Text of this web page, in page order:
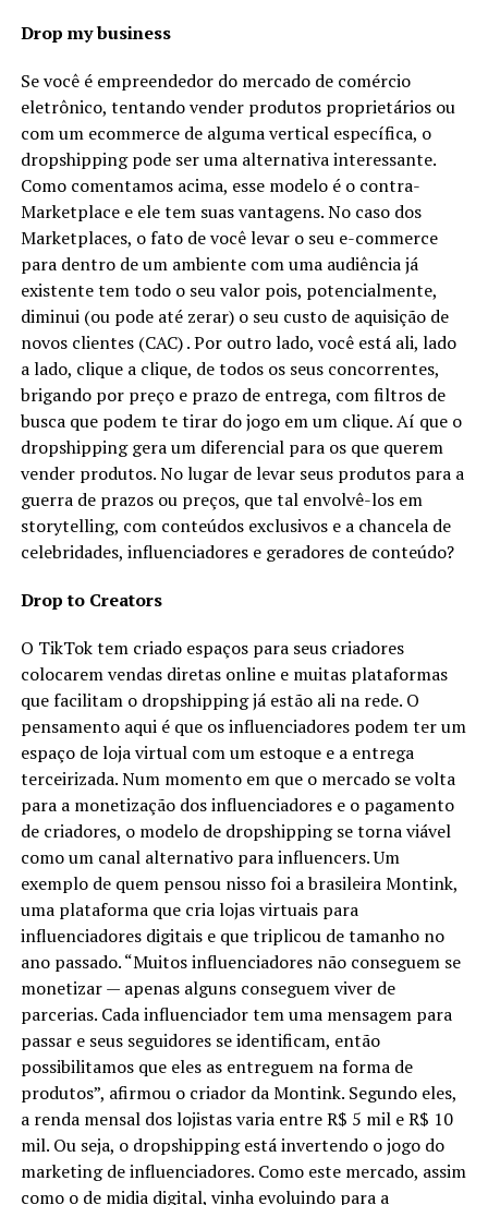
Drop my business
Se você é empreendedor do mercado de comércio
eletrônico, tentando vender produtos proprietários ou
com um ecommerce de alguma vertical específica, o
dropshipping pode ser uma alternativa interessante.
Como comentamos acima, esse modelo é o contra-
Marketplace e ele tem suas vantagens. No caso dos
Marketplaces, o fato de você levar o seu e-commerce
para dentro de um ambiente com uma audiência já
existente tem todo o seu valor pois, potencialmente,
diminui (ou pode até zerar) o seu custo de aquisição de
novos clientes (CAC) . Por outro lado, você está ali, lado
a lado, clique a clique, de todos os seus concorrentes,
brigando por preço e prazo de entrega, com filtros de
busca que podem te tirar do jogo em um clique. Aí que o
dropshipping gera um diferencial para os que querem
vender produtos. No lugar de levar seus produtos para a
guerra de prazos ou preços, que tal envolvê-los em
storytelling, com conteúdos exclusivos e a chancela de
celebridades, influenciadores e geradores de conteúdo?
Drop to Creators
O TikTok tem criado espaços para seus criadores
colocarem vendas diretas online e muitas plataformas
que facilitam o dropshipping já estão ali na rede. O
pensamento aqui é que os influenciadores podem ter um
espaço de loja virtual com um estoque e a entrega
terceirizada. Num momento em que o mercado se volta
para a monetização dos influenciadores e o pagamento
de criadores, o modelo de dropshipping se torna viável
como um canal alternativo para influencers. Um
exemplo de quem pensou nisso foi a brasileira Montink,
uma plataforma que cria lojas virtuais para
influenciadores digitais e que triplicou de tamanho no
ano passado. “Muitos influenciadores não conseguem se
monetizar — apenas alguns conseguem viver de
parcerias. Cada influenciador tem uma mensagem para
passar e seus seguidores se identificam, então
possibilitamos que eles as entreguem na forma de
produtos”, afirmou o criador da Montink. Segundo eles,
a renda mensal dos lojistas varia entre R$ 5 mil e R$ 10
mil. Ou seja, o dropshipping está invertendo o jogo do
marketing de influenciadores. Como este mercado, assim
como o de midia digital, vinha evoluindo para a